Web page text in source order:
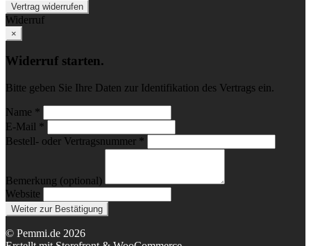
Vertrag widerrufen
Widerruf
×
Widerruf starten.
Bitte geben Sie Ihre Daten zur Identifikation des Vertrags ein.
Name *
E-Mail *
Bestell- oder Vertragsnummer *
Bemerkung (optional)
Website
Weiter zur Bestätigung
© Pemmi.de 2026